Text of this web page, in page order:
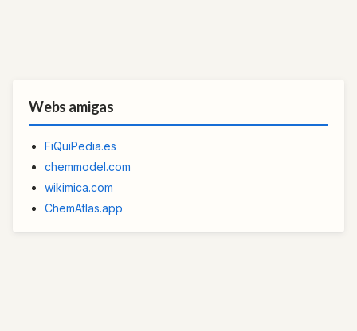
Webs amigas
FiQuiPedia.es
chemmodel.com
wikimica.com
ChemAtlas.app